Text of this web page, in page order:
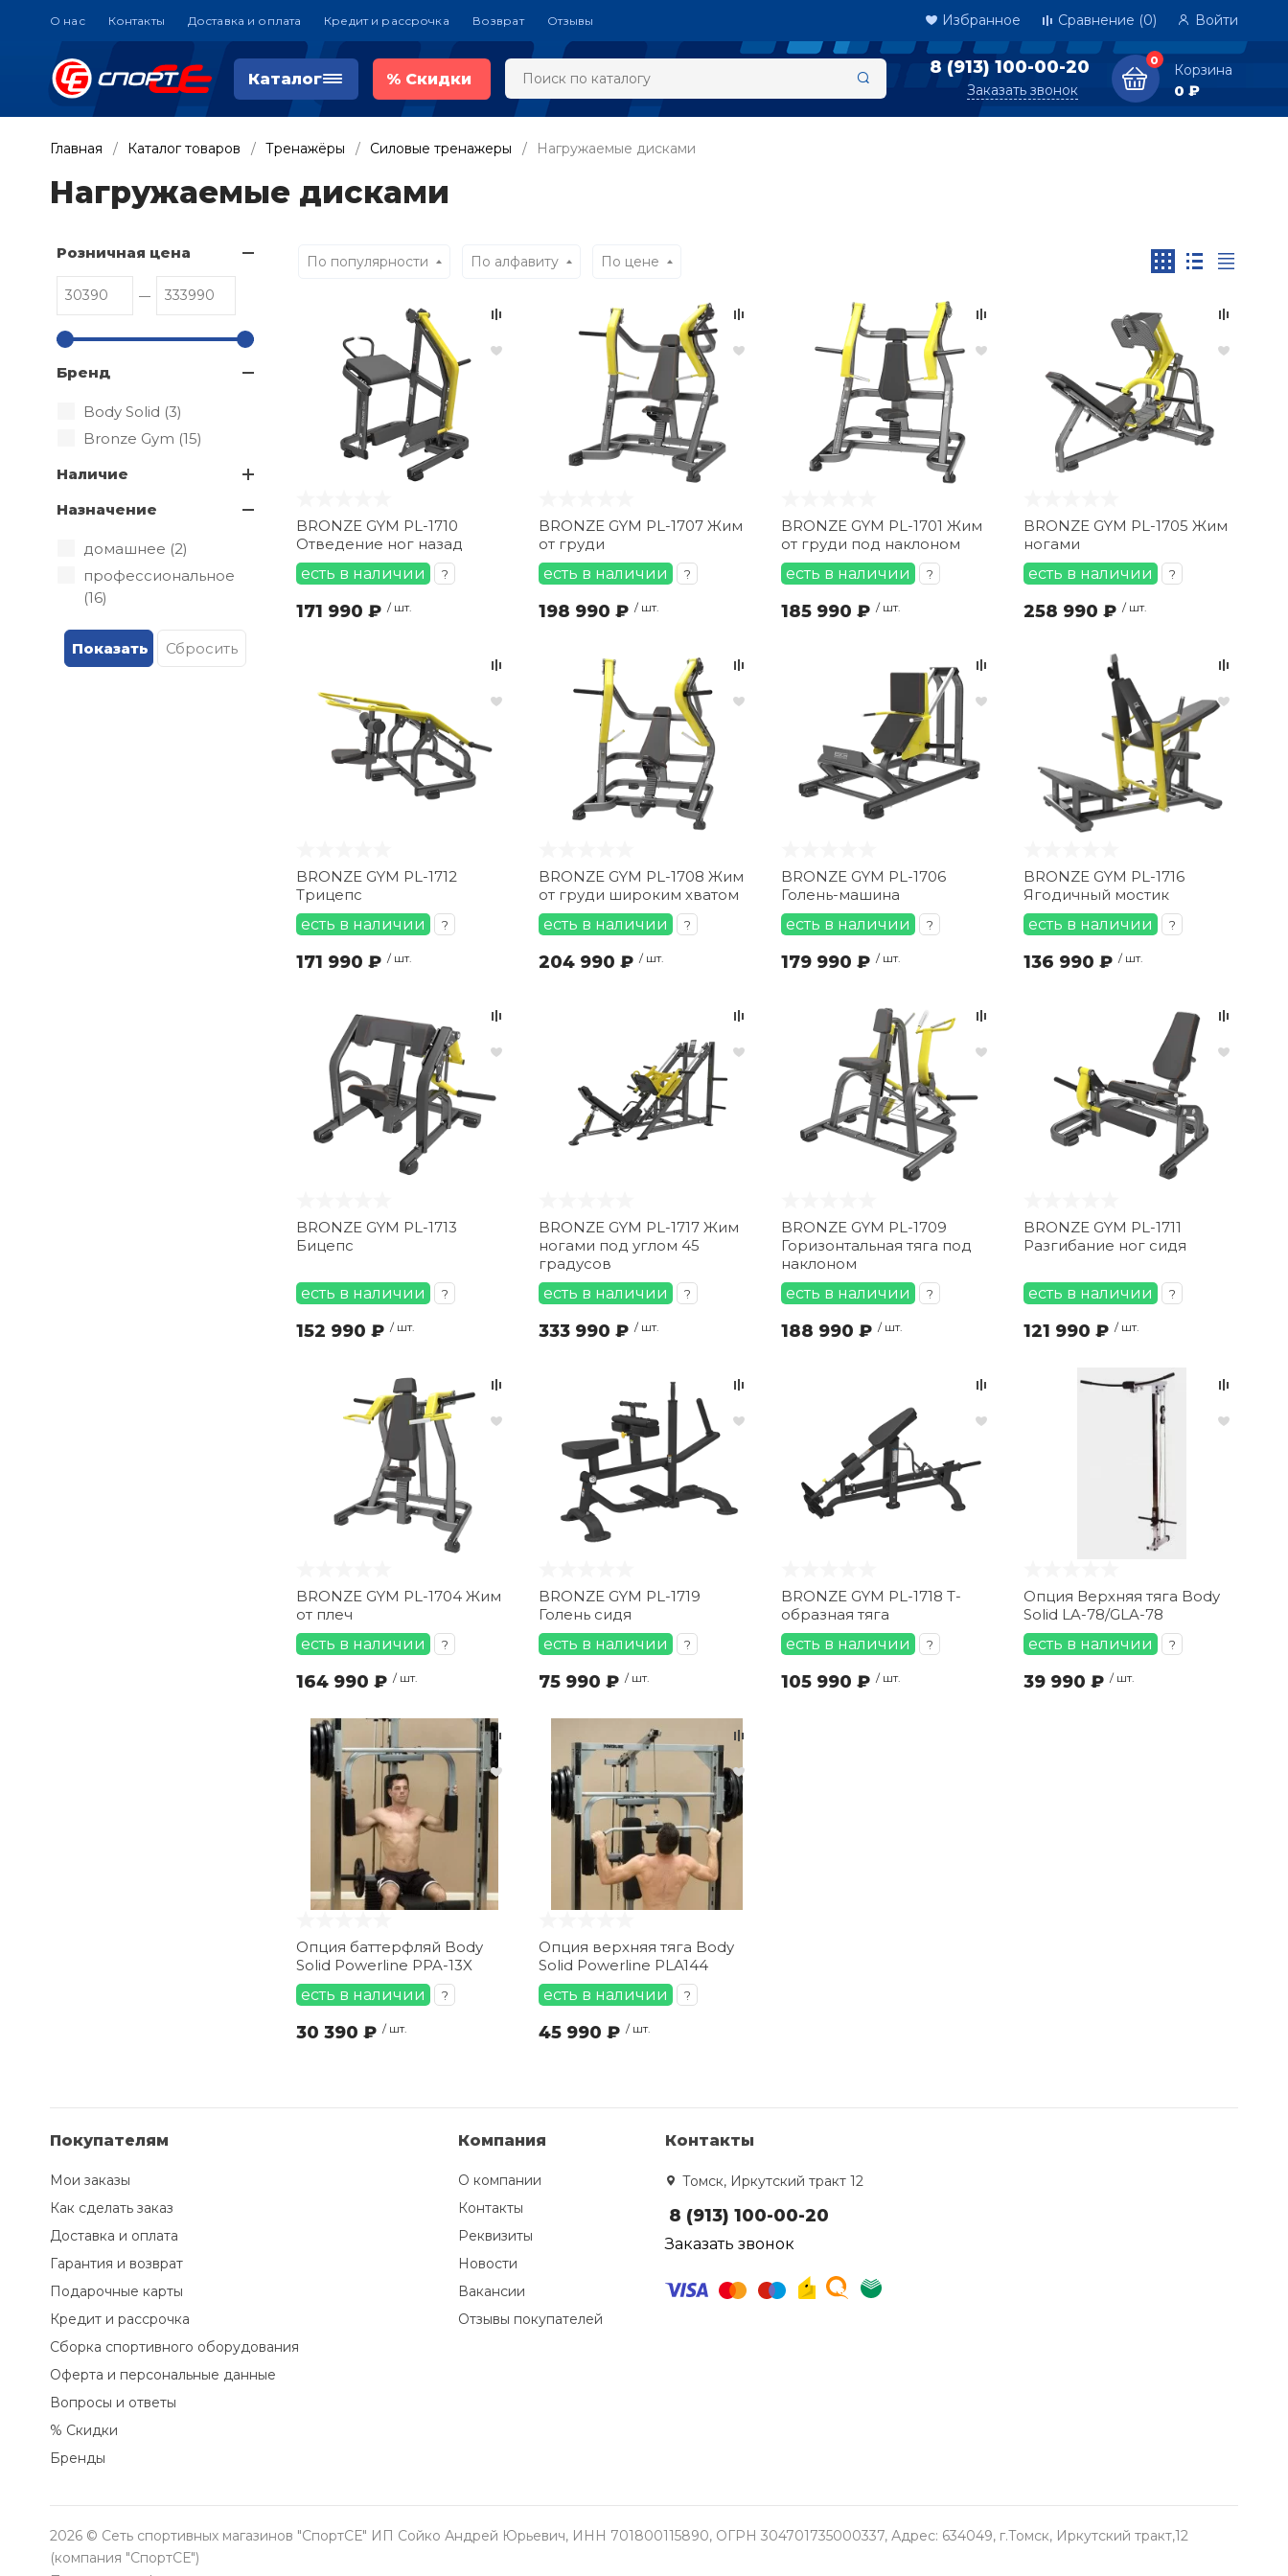
О нас Контакты Доставка и оплата Кредит и рассрочка Возврат Отзывы Избранное Сравнение (0) Войти
Каталог % Скидки
8 (913) 100-00-20
Заказать звонок
0
Корзина
0 ₽
Главная Каталог товаров Тренажёры Силовые тренажеры Нагружаемые дисками
Нагружаемые дисками
Розничная цена
Бренд
Body Solid (3)
Bronze Gym (15)
Наличие
Назначение
домашнее (2)
профессиональное
(16)
По популярности По алфавиту По цене
BRONZE GYM PL-1710
Отведение ног назад
есть в наличии
?
171 990 ₽ / шт.
BRONZE GYM PL-1707 Жим
от груди
есть в наличии
?
198 990 ₽ / шт.
BRONZE GYM PL-1701 Жим
от груди под наклоном
есть в наличии
?
185 990 ₽ / шт.
BRONZE GYM PL-1705 Жим
ногами
есть в наличии
?
258 990 ₽ / шт.
BRONZE GYM PL-1712
Трицепс
есть в наличии
?
171 990 ₽ / шт.
BRONZE GYM PL-1708 Жим
от груди широким хватом
есть в наличии
?
204 990 ₽ / шт.
BRONZE GYM PL-1706
Голень-машина
есть в наличии
?
179 990 ₽ / шт.
BRONZE GYM PL-1716
Ягодичный мостик
есть в наличии
?
136 990 ₽ / шт.
BRONZE GYM PL-1713
Бицепс
есть в наличии ?
152 990 ₽ / шт.
BRONZE GYM PL-1717 Жим
ногами под углом 45
градусов
есть в наличии
?
333 990 ₽ / шт.
BRONZE GYM PL-1709
Горизонтальная тяга под
наклоном
есть в наличии
?
188 990 ₽ / шт.
BRONZE GYM PL-1711
Разгибание ног сидя
есть в наличии ?
121 990 ₽ / шт.
BRONZE GYM PL-1704 Жим
от плеч
есть в наличии
?
164 990 ₽ / шт.
BRONZE GYM PL-1719
Голень сидя
есть в наличии
?
75 990 ₽ / шт.
BRONZE GYM PL-1718 Т-
образная тяга
есть в наличии
?
105 990 ₽ / шт.
Опция Верхняя тяга Body
Solid LA-78/GLA-78
есть в наличии
?
39 990 ₽ / шт.
Опция баттерфляй Body
Solid Powerline PPA-13X
есть в наличии
?
30 390 ₽ / шт.
Опция верхняя тяга Body
Solid Powerline PLA144
есть в наличии
?
45 990 ₽ / шт.
Покупателям
Мои заказы
Как сделать заказ
Доставка и оплата
Гарантия и возврат
Подарочные карты
Кредит и рассрочка
Сборка спортивного оборудования
Оферта и персональные данные
Вопросы и ответы
% Скидки
Бренды
Компания
О компании
Контакты
Реквизиты
Новости
Вакансии
Отзывы покупателей
Контакты
Томск, Иркутский тракт 12
8 (913) 100-00-20
Заказать звонок
2026 © Сеть спортивных магазинов "СпортСЕ" ИП Сойко Андрей Юрьевич, ИНН 701800115890, ОГРН 304701735000337, Адрес: 634049, г.Томск, Иркутский тракт,12
(компания "СпортСЕ")